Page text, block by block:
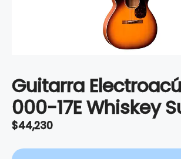
Guitarra
000-17E Whiskey
$44,230